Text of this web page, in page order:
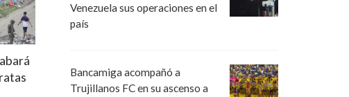
Venezuela sus operaciones en el
país
Bancamiga acompañó a
Trujillanos FC en su ascenso a